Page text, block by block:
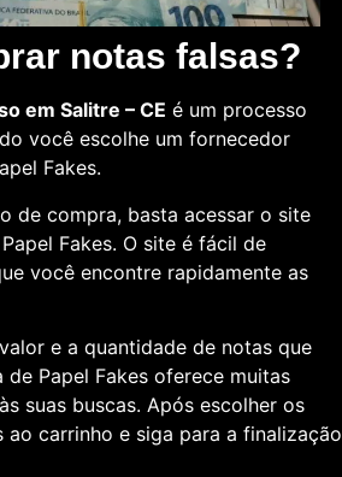
notas falsas?
em Salitre – CE é um processo
você escolhe um fornecedor
Fakes.
de compra, basta acessar o site
Fakes. O site é fácil de
você encontre rapidamente as
e a quantidade de notas que
de Papel Fakes oferece muitas
suas buscas. Após escolher os
carrinho e siga para a finalização